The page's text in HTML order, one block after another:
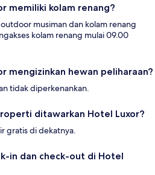
memiliki kolam renang?
musiman dan kolam renang
kolam renang mulai 09.00
mengizinkan hewan peliharaan?
tidak diperkenankan.
ditawarkan Hotel Luxor?
gratis di dekatnya.
in dan check-out di Hotel